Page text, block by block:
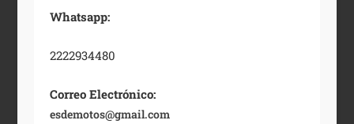
Whatsapp:
2222934480
Correo Electrónico:
esdemotos@gmail.com